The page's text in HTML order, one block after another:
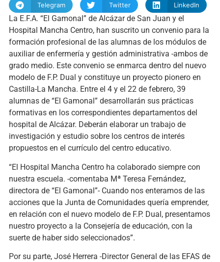
Telegram Twitter LinkedIn
La E.F.A. “El Gamonal” de Alcázar de San Juan y el
Hospital Mancha Centro, han suscrito un convenio para la
formación profesional de las alumnas de los módulos de
auxiliar de enfermería y gestión administrativa -ambos de
grado medio. Este convenio se enmarca dentro del nuevo
modelo de F.P. Dual y constituye un proyecto pionero en
Castilla-La Mancha. Entre el 4 y el 22 de febrero, 39
alumnas de “El Gamonal” desarrollarán sus prácticas
formativas en los correspondientes departamentos del
hospital de Alcázar. Deberán elaborar un trabajo de
investigación y estudio sobre los centros de interés
propuestos en el currículo del centro educativo.
“El Hospital Mancha Centro ha colaborado siempre con
nuestra escuela. -comentaba Mª Teresa Fernández,
directora de “El Gamonal”- Cuando nos enteramos de las
acciones que la Junta de Comunidades quería emprender,
en relación con el nuevo modelo de F.P. Dual, presentamos
nuestro proyecto a la Consejería de educación, con la
suerte de haber sido seleccionados”.
Por su parte, José Herrera -Director General de las EFAS de